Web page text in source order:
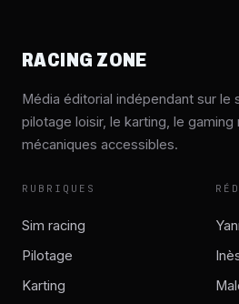
RACING ZONE
Média éditorial indépendant sur le
pilotage loisir, le karting, le
mécaniques accessibles.
RUBRIQUES
Sim racing
Pilotage
Karting